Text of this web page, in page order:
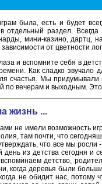
была, есть и будет
отдельный раздел.
мини-казино, дартц,
от цветности
и вспомните себя в
Как сладко
счастья. Мы
по вечерам и выходным.
жизнь ...
не имели возможность
там почти, что
что все мы
день из детства сегодня и
детство,
когда деревья были
не обидит нас, потому